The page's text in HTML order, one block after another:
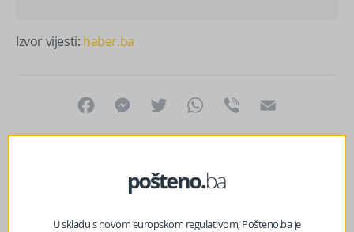
Izvor vijesti: haber.ba
FacebookMessenger
Twitter WhatsApp
Viber
U skladu s novom europskom regulativom, Pošteno.ba je